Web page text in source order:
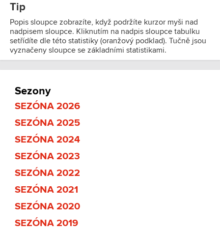
Tip
Popis sloupce zobrazíte, když podržíte kurzor myši nad
nadpisem sloupce. Kliknutím na nadpis sloupce tabulku
setřídíte dle této statistiky (oranžový podklad). Tučně jsou
vyznačeny sloupce se základními statistikami.
Sezony
SEZÓNA 2026
SEZÓNA 2025
SEZÓNA 2024
SEZÓNA 2023
SEZÓNA 2022
SEZÓNA 2021
SEZÓNA 2020
SEZÓNA 2019